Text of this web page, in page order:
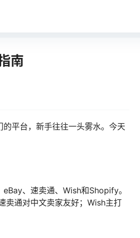
南
平台，新手往往一头雾水。今天
、速卖通、Wish和Shopify。
卖通对中文卖家友好；Wish主打